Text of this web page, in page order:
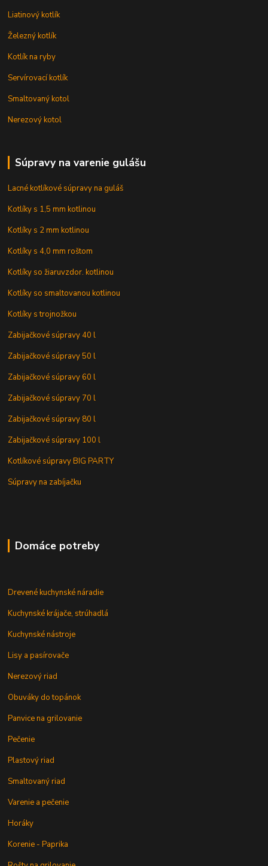
Liatinový kotlík
Železný kotlík
Kotlík na ryby
Servírovací kotlík
Smaltovaný kotol
Nerezový kotol
Súpravy na varenie gulášu
Lacné kotlíkové súpravy na guláš
Kotlíky s 1,5 mm kotlinou
Kotlíky s 2 mm kotlinou
Kotlíky s 4,0 mm roštom
Kotlíky so žiaruvzdor. kotlinou
Kotlíky so smaltovanou kotlinou
Kotlíky s trojnožkou
Zabijačkové súpravy 40 l
Zabijačkové súpravy 50 l
Zabijačkové súpravy 60 l
Zabijačkové súpravy 70 l
Zabijačkové súpravy 80 l
Zabijačkové súpravy 100 l
Kotlíkové súpravy BIG PARTY
Súpravy na zabíjačku
Domáce potreby
Drevené kuchynské náradie
Kuchynské krájače, strúhadlá
Kuchynské nástroje
Lisy a pasírovače
Nerezový riad
Obuváky do topánok
Panvice na grilovanie
Pečenie
Plastový riad
Smaltovaný riad
Varenie a pečenie
Horáky
Korenie - Paprika